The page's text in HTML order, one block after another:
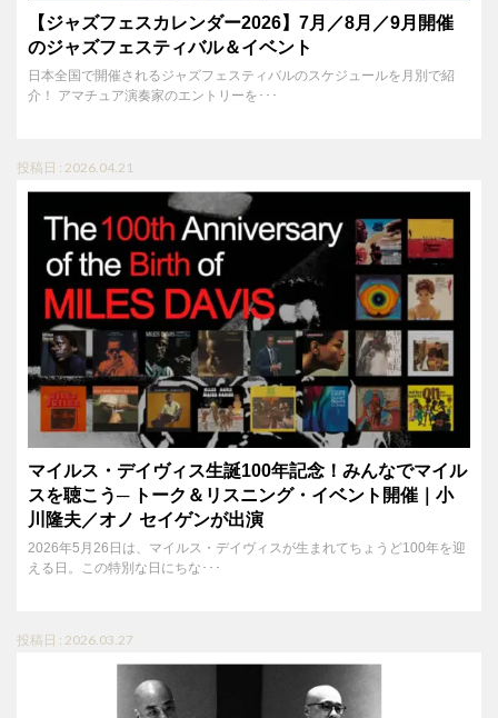
【ジャズフェスカレンダー2026】7月／8月／9月開催
のジャズフェスティバル＆イベント
日本全国で開催されるジャズフェスティバルのスケジュールを月別で紹
介！ アマチュア演奏家のエントリーを･･･
投稿日 : 2026.04.21
マイルス・デイヴィス生誕100年記念！みんなでマイル
スを聴こう─ トーク＆リスニング・イベント開催｜小
川隆夫／オノ セイゲンが出演
2026年5月26日は、マイルス・デイヴィスが生まれてちょうど100年を迎
える日。この特別な日にちな･･･
投稿日 : 2026.03.27